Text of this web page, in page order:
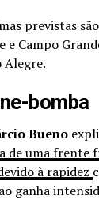
previstas
e Campo
Alegre.
bomba
Bueno
de uma frente
à rapidez
ganha